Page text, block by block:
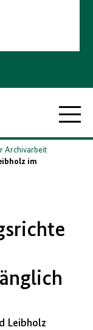
Archivarbeit
im
Leibholz